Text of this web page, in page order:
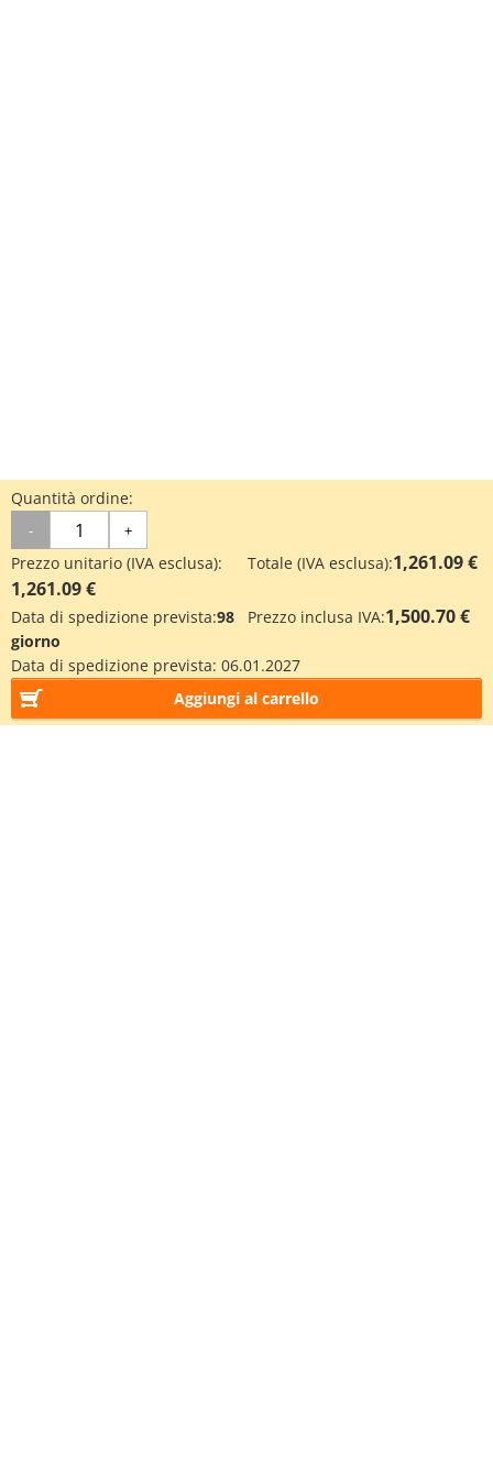
Quantità ordine:
- +
Prezzo unitario (IVA esclusa):
1,261.09 €
Totale (IVA esclusa):1,261.09 €
Data di spedizione prevista:98
giorno
Prezzo inclusa IVA:1,500.70 €
Data di spedizione prevista: 06.01.2027
Aggiungi al carrello